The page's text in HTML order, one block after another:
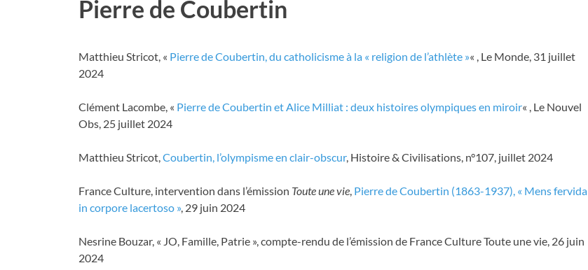
Pierre de Coubertin
Matthieu Stricot, « Pierre de Coubertin, du catholicisme à la « religion de l’athlète »« , Le Monde, 31 juillet
2024
Clément Lacombe, « Pierre de Coubertin et Alice Milliat : deux histoires olympiques en miroir« , Le Nouvel
Obs, 25 juillet 2024
Matthieu Stricot,Coubertin, l’olympisme en clair-obscur, Histoire & Civilisations, n°107, juillet 2024
France Culture, intervention dans l’émission Toute une vie, Pierre de Coubertin (1863-1937), « Mens fervida
in corpore lacertoso », 29 juin 2024
Nesrine Bouzar, « JO, Famille, Patrie », compte-rendu de l’émission de France Culture Toute une vie, 26 juin
2024